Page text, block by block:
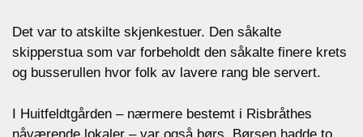
Det var to atskilte skjenkestuer. Den såkalte
skipperstua som var forbeholdt den såkalte finere krets
og busserullen hvor folk av lavere rang ble servert.
I Huitfeldtgården – nærmere bestemt i Risbråthes